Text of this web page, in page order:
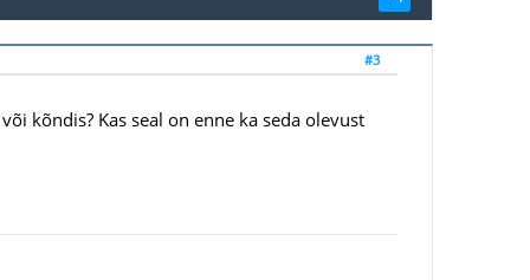
#3
kõndis? Kas seal on enne ka seda olevust